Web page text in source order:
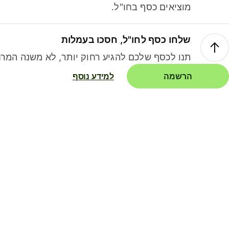
מוציאים כסף בחו"ל.
שלחו כסף לחו"ל, חסכו בעמלות
תנו לכסף שלכם להגיע רחוק יותר, לא משנה
הרשמה למידע נוסף